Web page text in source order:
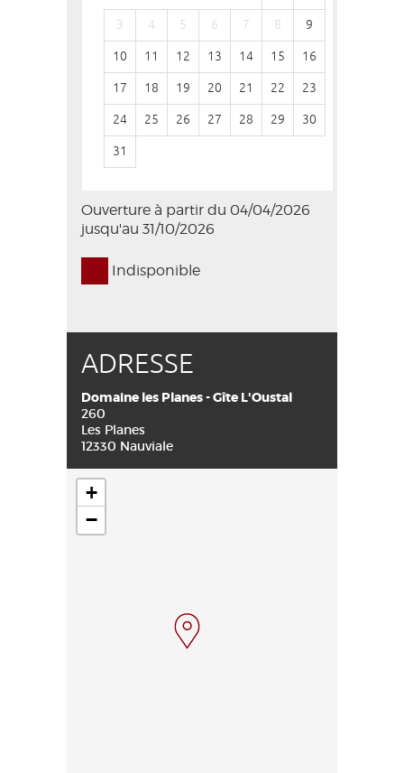
3 4 5 6 7 8 9
10 11 12 13 14 15 16
17 18 19 20 21 22 23
24 25 26 27 28 29 30
31
Ouverture à partir du 04/04/2026
jusqu'au 31/10/2026
Indisponible
ADRESSE
Domaine les Planes - Gîte L'Oustal
260
Les Planes
12330 Nauviale
+
−